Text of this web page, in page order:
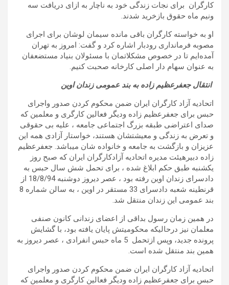
کارگران برای نجات زندگی خود به ناچار به ازای دریافت سه
ونیم ماه حقوق بازخرید شدند.
او به خواسته کارگران باقی مانده سیمان لوشان برای اجرای
مصوبه فرمانداری رودبار اشاره کرد و گفت: امروز به تهران
آمده‌ایم تا در خصوص مشکلاتمان با مسئولان بنیاد مستضعفان
به عنوان سهام دار اصلی کارخانه صحبت کنیم.
انتقال جعفرعظیم زاده به بند عمومی زندان اوین
اتحادیه آزاد کارگران ایران ضمن محکوم کردن صدور واجرای
حبس برای جعفرعظیم زاده ودیگر فعالین کارگری و معلمین که
صدای اعتراضی طبقه بزرگ اجتماعی جامعه ، علیه بی حقوقی
و تعرض به زندگی و معیشتشان هستند، خواستار آزادی همه این
عزیزان و بازگشت به جامعه و خانواده شان میباشد. جعفرعظیم
زاده دبیرهیئت مدیره اتحادیه آزادکارگران ایران که صبح روز
یکشنبه طبق حکم ابلاغ شده ، برای تحمل شش سال حبس به
دادسرای زندان اوین رفته بود ، عصر دیروز دوشنبه 18/8/94 از
قرنطینه شعبه دادسرای 33 مستقر در اوین ، به سالن شماره 8
بند عمومی این زندان منتقل شد.
در همین زمان رسول بداقی از اعضای زندانی کانون صنفی
معلمان نیز درحالیکه محکومیتش پایان یافته بود، با گشایش
پرونده جدید، وپس ازتحمل 5 ماه حبس انفرادی ، عصر دیروز به
همین بند منتقل شده است.
اتحادیه آزاد کارگران ایران ضمن محکوم کردن صدور واجرای
حبس برای جعفرعظیم زاده ودیگر فعالین کارگری و معلمین که